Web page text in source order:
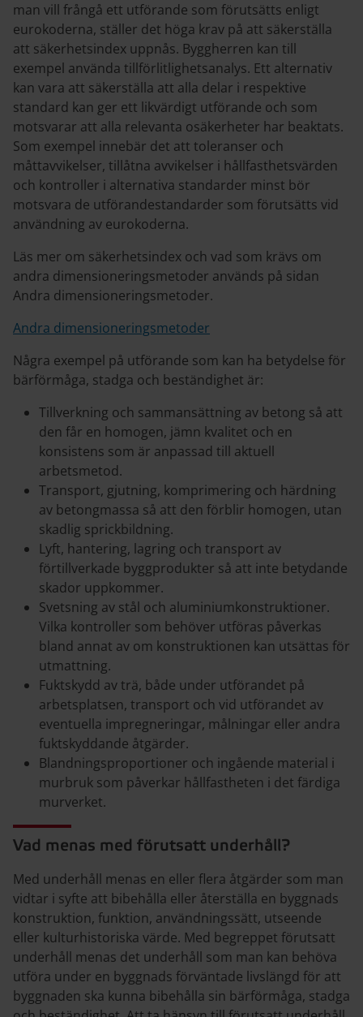
man vill frångå ett utförande som förutsätts enligt
eurokoderna, ställer det höga krav på att säkerställa
att säkerhetsindex uppnås. Byggherren kan till
exempel använda tillförlitlighetsanalys. Ett alternativ
kan vara att säkerställa att alla delar i respektive
standard kan ger ett likvärdigt utförande och som
motsvarar att alla relevanta osäkerheter har beaktats.
Som exempel innebär det att toleranser och
måttavvikelser, tillåtna avvikelser i hållfasthetsvärden
och kontroller i alternativa standarder minst bör
motsvara de utförandestandarder som förutsätts vid
användning av eurokoderna.
Läs mer om säkerhetsindex och vad som krävs om
andra dimensioneringsmetoder används på sidan
Andra dimensioneringsmetoder.
Andra dimensioneringsmetoder
Några exempel på utförande som kan ha betydelse för
bärförmåga, stadga och beständighet är:
Tillverkning och sammansättning av betong så att
den får en homogen, jämn kvalitet och en
konsistens som är anpassad till aktuell
arbetsmetod.
Transport, gjutning, komprimering och härdning
av betongmassa så att den förblir homogen, utan
skadlig sprickbildning.
Lyft, hantering, lagring och transport av
förtillverkade byggprodukter så att inte betydande
skador uppkommer.
Svetsning av stål och aluminiumkonstruktioner.
Vilka kontroller som behöver utföras påverkas
bland annat av om konstruktionen kan utsättas för
utmattning.
Fuktskydd av trä, både under utförandet på
arbetsplatsen, transport och vid utförandet av
eventuella impregneringar, målningar eller andra
fuktskyddande åtgärder.
Blandningsproportioner och ingående material i
murbruk som påverkar hållfastheten i det färdiga
murverket.
Vad menas med förutsatt underhåll?
Med underhåll menas en eller flera åtgärder som man
vidtar i syfte att bibehålla eller återställa en byggnads
konstruktion, funktion, användningssätt, utseende
eller kulturhistoriska värde. Med begreppet förutsatt
underhåll menas det underhåll som man kan behöva
utföra under en byggnads förväntade livslängd för att
byggnaden ska kunna bibehålla sin bärförmåga, stadga